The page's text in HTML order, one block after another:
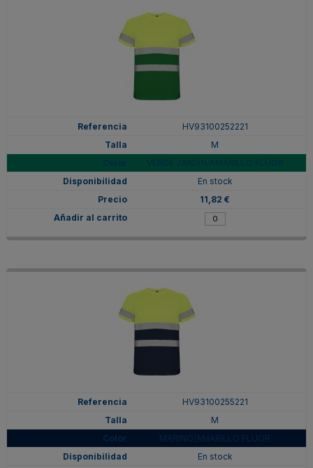
HV93100252221
M
En stock
11,82 €
HV93100255221
M
MARINO/AMARILLO FLUOR
En stock